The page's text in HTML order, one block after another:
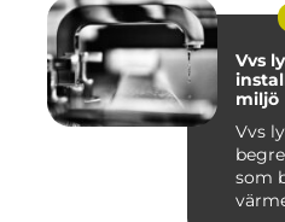
Vvs
miljö
Vvs
som